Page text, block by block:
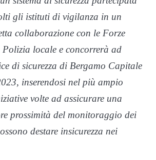
gli istituti di vigilanza in un
collaborazione con le Forze
Polizia locale e concorrerà ad
di sicurezza di Bergamo Capitale
inserendosi nel più ampio
volte ad assicurare una
prossimità del monitoraggio dei
destare insicurezza nei